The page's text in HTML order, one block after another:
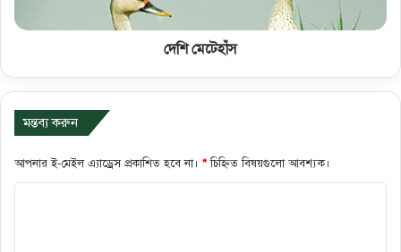
দেশি মেটেহাঁস
মন্তব্য করুন
আপনার ই-মেইল এ্যাড্রেস প্রকাশিত হবে না। *চিহ্নিত বিষয়গুলো আবশ্যক।